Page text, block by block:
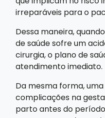
irreparáveis para o
Dessa maneira,
de saúde sofre um
cirurgia, o plano de
atendimento imediato.
Da mesma forma,
complicações na
parto antes do